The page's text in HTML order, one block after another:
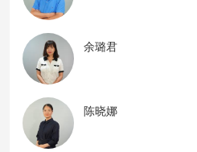
余璐君
陈晓娜